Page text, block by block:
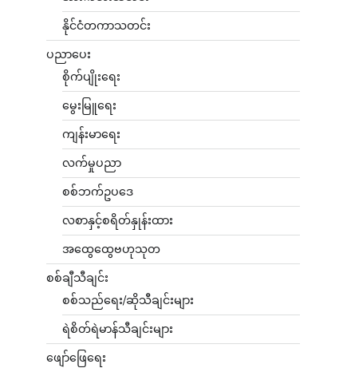
နိုင်ငံတကာသတင်း
ပညာပေး
စိုက်ပျိုးရေး
မွေးမြူရေး
ကျန်းမာရေး
လက်မှုပညာ
စစ်ဘက်ဥပဒေ
လစာနှင့်စရိတ်နှုန်းထား
အထွေထွေဗဟုသုတ
စစ်ချီသီချင်း
စစ်သည်ရေး/ဆိုသီချင်းများ
ရဲစိတ်ရဲမာန်သီချင်းများ
ဖျော်ဖြေရေး